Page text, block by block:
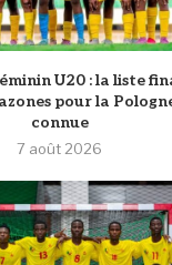
U20 : la liste
pour la
connue
7 août 2026